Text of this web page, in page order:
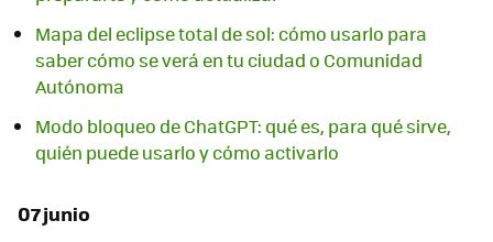
Mapa del eclipse total de sol: cómo usarlo para
saber cómo se verá en tu ciudad o Comunidad
Autónoma
Modo bloqueo de ChatGPT: qué es, para qué sirve,
quién puede usarlo y cómo activarlo
07 junio